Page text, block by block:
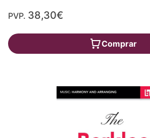
PVP. 38,30€
Comprar